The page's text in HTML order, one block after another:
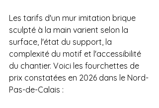
Les tarifs d'un mur imitation brique
sculpté à la main varient selon la
surface, l'état du support, la
complexité du motif et l'accessibilité
du chantier. Voici les fourchettes de
prix constatées en 2026 dans le Nord-
Pas-de-Calais :